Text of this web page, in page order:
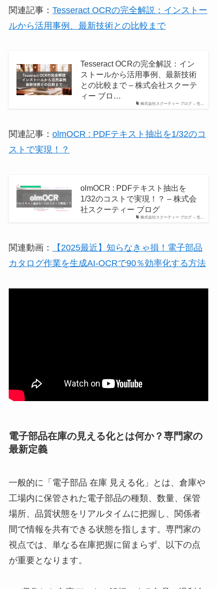
関連記事： Tesseract OCRの完全解説：インストー
ルから活用事例、最新技術との比較まで
株式会社スクーティー ブログ – 生…
Tesseract OCRの完全解説：イン
ストールから活用事例、最新技術
との比較まで – 株式会社スクーテ
ィー ブロ…
関連記事： olmOCR : PDFテキスト抽出を1/32のコ
ストで実現！？
株式会社スクーティー ブログ – 生…
olmOCR : PDFテキスト抽出を
1/32のコストで実現！？ – 株式会
社スクーティー ブログ
関連動画：
【2025最近】知らなきゃ損！電子部品
カタログ作業を生成AI-OCRで90％効率化する方法
電子部品在庫の見える化とは何か？専門家の
最新定義
一般的に「電子部品 在庫 見える化」とは、倉庫や
工場内に保管された電子部品の種類、数量、保管
場所、品質状態をリアルタイムに把握し、関係者
間で情報を共有できる状態を指します。専門家の
視点では、単なる在庫把握に留まらず、以下の点
が重要となります。